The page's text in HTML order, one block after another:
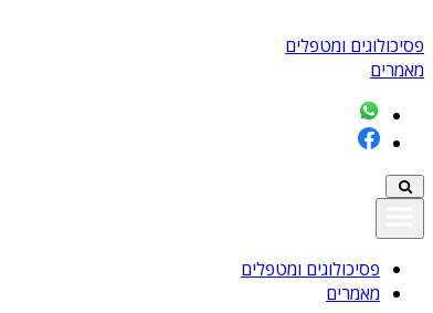
פסיכולוגים ומטפלים
מאמרים
פסיכולוגים ומטפלים
מאמרים